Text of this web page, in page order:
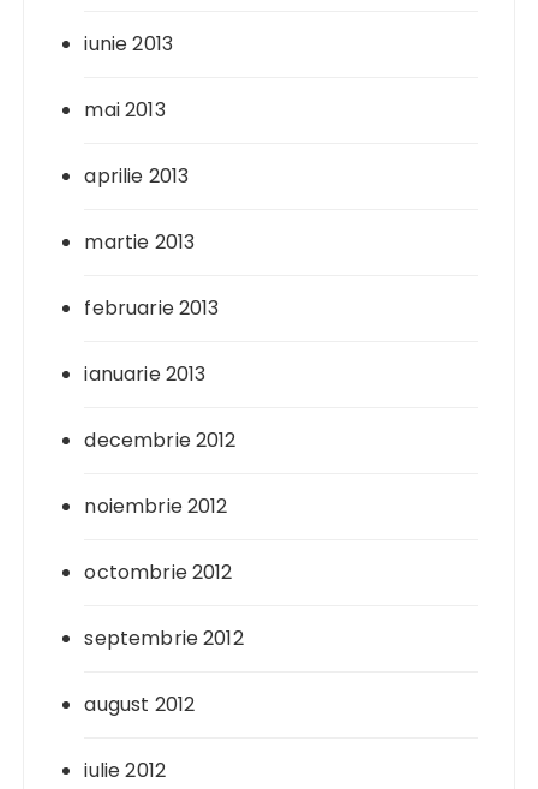
iunie 2013
mai 2013
aprilie 2013
martie 2013
februarie 2013
ianuarie 2013
decembrie 2012
noiembrie 2012
octombrie 2012
septembrie 2012
august 2012
iulie 2012